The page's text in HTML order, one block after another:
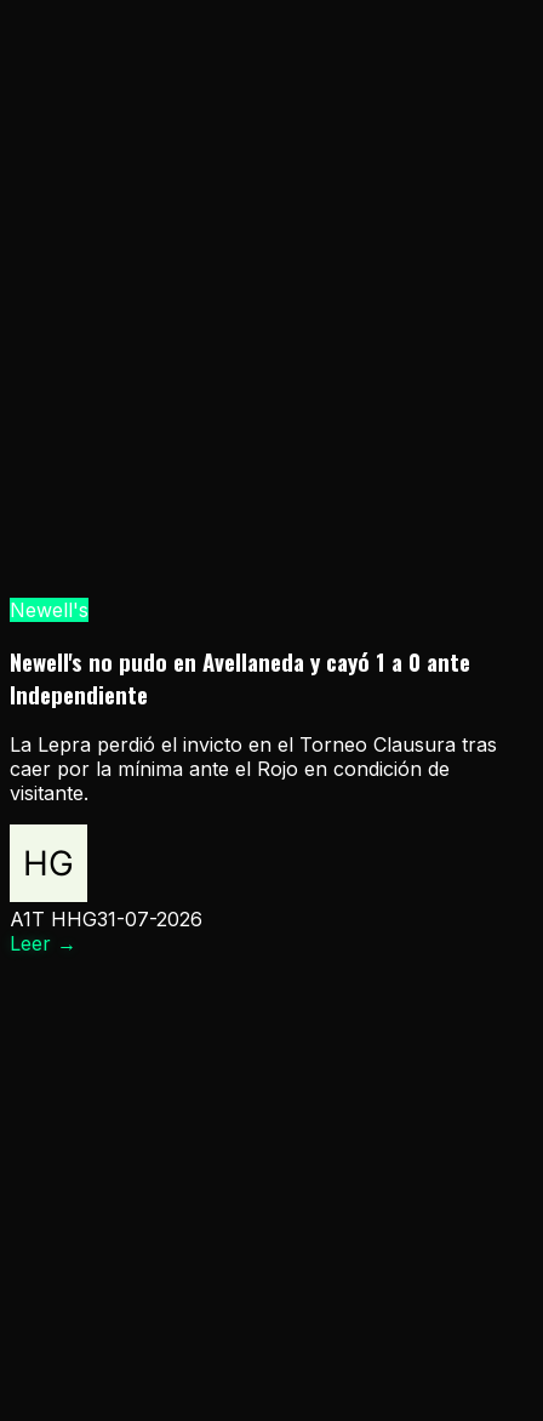
Newell's
Newell's no pudo en Avellaneda y cayó 1 a 0 ante
Independiente
La Lepra perdió el invicto en el Torneo Clausura tras
caer por la mínima ante el Rojo en condición de
visitante.
A1T HHG31-07-2026
Leer →